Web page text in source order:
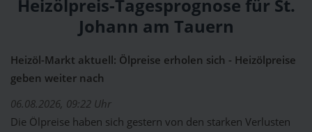
Heizölpreis-Tagesprognose für St.
Johann am Tauern
Heizöl-Markt aktuell: Ölpreise erholen sich - Heizölpreise
geben weiter nach
06.08.2026, 09:22 Uhr
Die Ölpreise haben sich gestern von den starken Verlusten